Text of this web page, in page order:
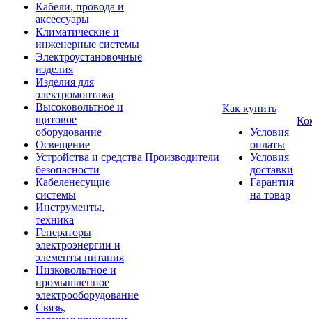
Кабели, провода и
аксессуары
Климатические и
инженерные системы
Электроустановочные
изделия
Изделия для
электромонтажа
Высоковольтное и
щитовое
оборудование
Освещение
Устройства и средства
безопасности
Кабеленесущие
системы
Инструменты,
техника
Генераторы
электроэнергии и
элементы питания
Низковольтное и
промышленное
электрооборудование
Связь,
Производители
Как купить
Условия
оплаты
Условия
доставки
Гарантия
на товар